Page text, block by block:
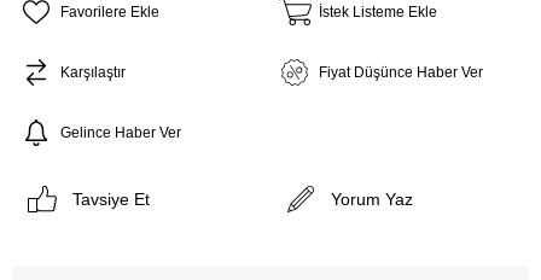
Favorilere Ekle İstek Listeme Ekle
Karşılaştır Fiyat Düşünce Haber Ver
Gelince Haber Ver
Tavsiye Et Yorum Yaz